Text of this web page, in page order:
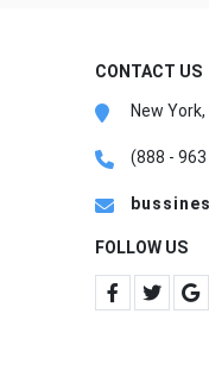
CONTACT US
New York,
(888 -
FOLLOW US